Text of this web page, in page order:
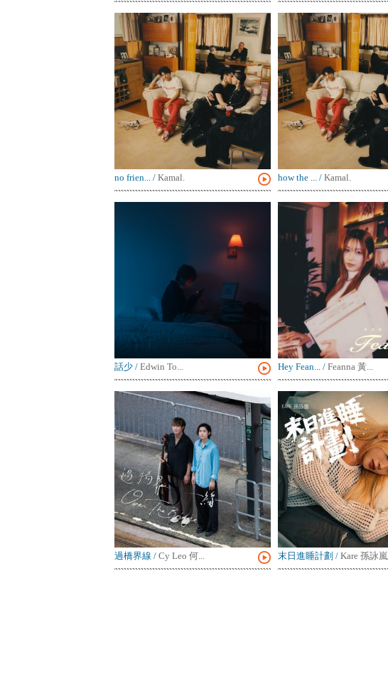
no frien... / Kamal. how the ... / Kamal.
話少 / Edwin To... Hey Fean... / Feanna 黃...
過橋界線 / Cy Leo 何... 末日進睡計劃 / Kare 孫詠嵐